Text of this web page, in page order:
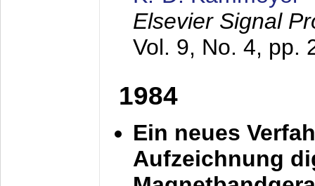
Elsevier Signal
Vol. 9, No. 4, pp.
1984
Ein neues
Aufzeichnung